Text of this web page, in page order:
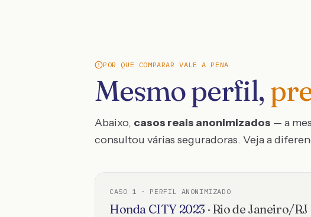
POR QUE COMPARAR VALE A PENA
Mesmo perfil,
Abaixo, casos reais anonimizados — a
consultou várias seguradoras. Veja a
CASO 1 · PERFIL ANONIMIZADO
Honda CITY 2023 · Rio de Janeiro/RJ